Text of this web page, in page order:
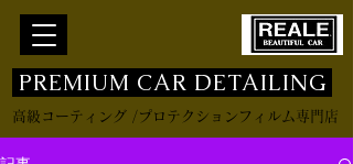
​ PREMIUM CAR DETAILING
高級コーティング /プロテクションフィルム専門店